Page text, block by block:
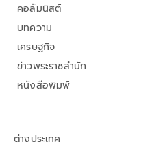
คอลัมนิสต์
บทความ
เศรษฐกิจ
ข่าวพระราชสำนัก
หนังสือพิมพ์
ต่างประเทศ